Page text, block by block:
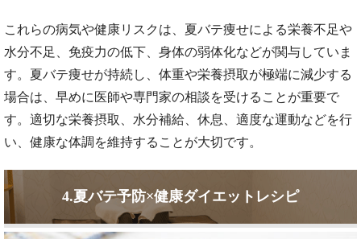
これらの病気や健康リスクは、夏バテ痩せによる栄養不足や
水分不足、免疫力の低下、身体の弱体化などが関与していま
す。夏バテ痩せが持続し、体重や栄養摂取が極端に減少する
場合は、早めに医師や専門家の相談を受けることが重要で
す。適切な栄養摂取、水分補給、休息、適度な運動などを行
い、健康な体調を維持することが大切です。
4.夏バテ予防×健康ダイエットレシピ